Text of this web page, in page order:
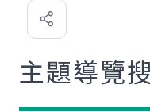
喜
歡
主題導覽